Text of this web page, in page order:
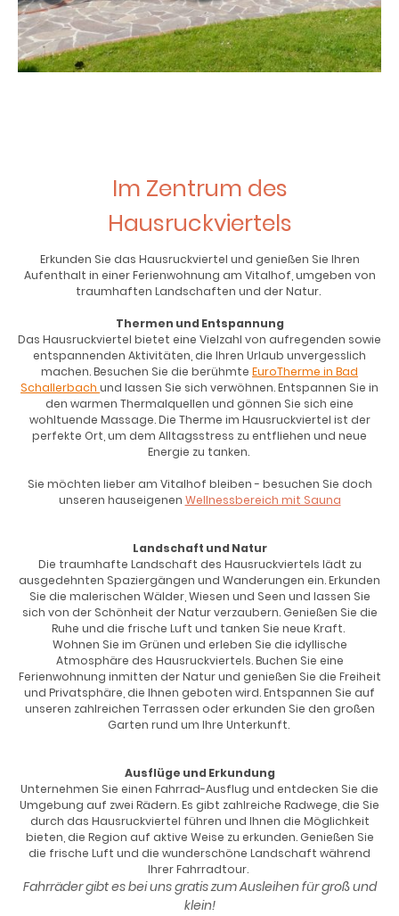
Im Zentrum des
Hausruckviertels
Erkunden Sie das Hausruckviertel und genießen Sie Ihren
Aufenthalt in einer Ferienwohnung am Vitalhof, umgeben von
traumhaften Landschaften und der Natur.
Thermen und Entspannung
Das Hausruckviertel bietet eine Vielzahl von aufregenden sowie
entspannenden Aktivitäten, die Ihren Urlaub unvergesslich
machen. Besuchen Sie die berühmte EuroTherme in Bad
Schallerbach und lassen Sie sich verwöhnen. Entspannen Sie in
den warmen Thermalquellen und gönnen Sie sich eine
wohltuende Massage. Die Therme im Hausruckviertel ist der
perfekte Ort, um dem Alltagsstress zu entfliehen und neue
Energie zu tanken.
Sie möchten lieber am Vitalhof bleiben - besuchen Sie doch
unseren hauseigenen Wellnessbereich mit Sauna
Landschaft und Natur
Die traumhafte Landschaft des Hausruckviertels lädt zu
ausgedehnten Spaziergängen und Wanderungen ein. Erkunden
Sie die malerischen Wälder, Wiesen und Seen und lassen Sie
sich von der Schönheit der Natur verzaubern. Genießen Sie die
Ruhe und die frische Luft und tanken Sie neue Kraft.
Wohnen Sie im Grünen und erleben Sie die idyllische
Atmosphäre des Hausruckviertels. Buchen Sie eine
Ferienwohnung inmitten der Natur und genießen Sie die Freiheit
und Privatsphäre, die Ihnen geboten wird. Entspannen Sie auf
unseren zahlreichen Terrassen oder erkunden Sie den großen
Garten rund um Ihre Unterkunft.
Ausflüge und Erkundung
Unternehmen Sie einen Fahrrad-Ausflug und entdecken Sie die
Umgebung auf zwei Rädern. Es gibt zahlreiche Radwege, die Sie
durch das Hausruckviertel führen und Ihnen die Möglichkeit
bieten, die Region auf aktive Weise zu erkunden. Genießen Sie
die frische Luft und die wunderschöne Landschaft während
Ihrer Fahrradtour.
Fahrräder gibt es bei uns gratis zum Ausleihen für groß und
klein!